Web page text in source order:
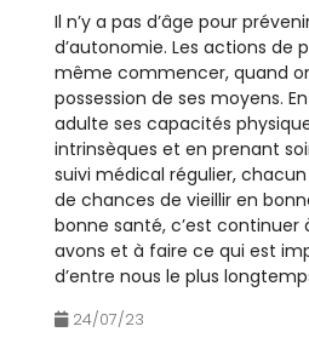
Il n’y a pas d’âge pour
d’autonomie. Les actions de
même commencer, quand
possession de ses moyens.
adulte ses capacités
intrinsèques et en prenant
suivi médical régulier,
de chances de vieillir en
bonne santé, c’est continuer
avons et à faire ce qui est
d’entre nous le plus
24/07/23